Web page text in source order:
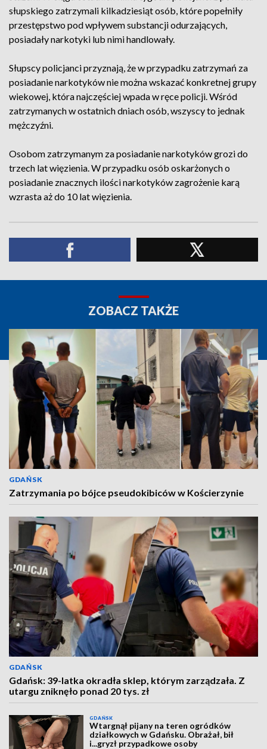
słupskiego zatrzymali kilkadziesiąt osób, które popełniły
przestępstwo pod wpływem substancji odurzających,
posiadały narkotyki lub nimi handlowały.
Słupscy policjanci przyznają, że w przypadku zatrzymań za
posiadanie narkotyków nie można wskazać konkretnej grupy
wiekowej, która najczęściej wpada w ręce policji. Wśród
zatrzymanych w ostatnich dniach osób, wszyscy to jednak
mężczyźni.
Osobom zatrzymanym za posiadanie narkotyków grozi do
trzech lat więzienia. W przypadku osób oskarżonych o
posiadanie znacznych ilości narkotyków zagrożenie karą
wzrasta aż do 10 lat więzienia.
ZOBACZ TAKŻE
GDAŃSK
Zatrzymania po bójce pseudokibiców w Kościerzynie
GDAŃSK
Gdańsk: 39-latka okradła sklep, którym zarządzała. Z
utargu zniknęło ponad 20 tys. zł
GDAŃSK
Wtargnął pijany na teren ogródków
działkowych w Gdańsku. Obrażał, bił
i...gryzł przypadkowe osoby